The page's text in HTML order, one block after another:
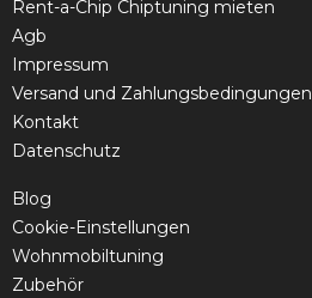
Rent-a-Chip Chiptuning mieten
Agb
Impressum
Versand und Zahlungsbedingungen
Kontakt
Datenschutz
Blog
Cookie-Einstellungen
Wohnmobiltuning
Zubehör